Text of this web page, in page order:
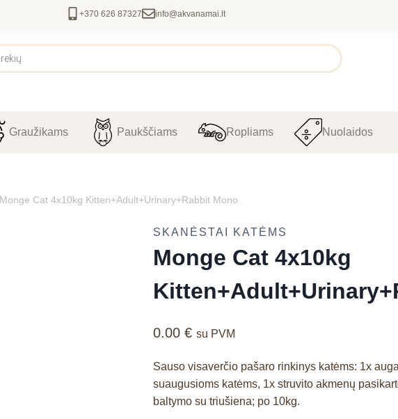
+370 626 87327 info@akvanamai.lt
Graužikams Paukščiams Ropliams Nuolaidos
Monge Cat 4x10kg Kitten+Adult+Urinary+Rabbit Mono
SKANĖSTAI KATĖMS
Monge Cat 4x10kg
0.00 € su PVM
Sauso visaverčio pašaro rinkinys katėms: 1x
suaugusioms katėms, 1x struvito akmenų
baltymo su triušiena; po 10kg.